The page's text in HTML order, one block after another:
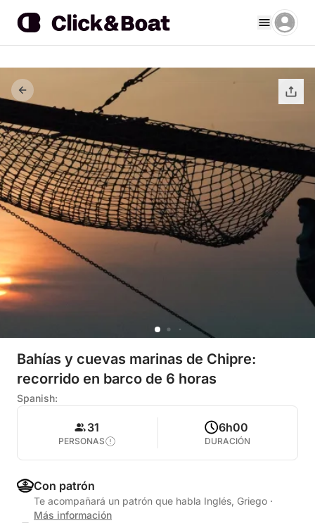
Bahías y cuevas marinas de Chipre:
recorrido en barco de 6 horas
Spanish:
31
PERSONAS
6h00
DURACIÓN
Con patrón
Te acompañará un patrón que habla Inglés, Griego ·
Más información